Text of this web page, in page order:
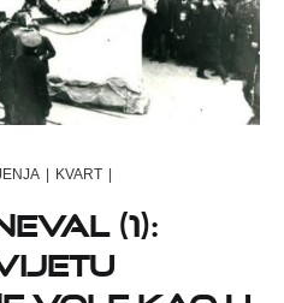
| KVART |
(1):